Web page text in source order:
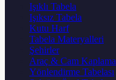
Işıklı Tabela
Işıksız Tabela
Kutu Harf
Tabela Materyalleri
Şehirler
Araç & Cam Kaplama
Yönlendirme Tabelası